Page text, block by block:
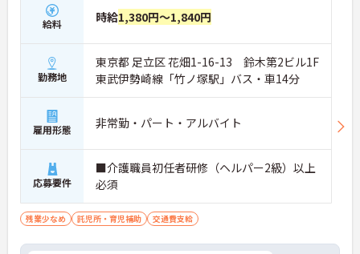
給料 時給1,380円～1,840円
勤務地
東京都 足立区 花畑1-16-13 鈴木第2ビル1F
東武伊勢崎線「竹ノ塚駅」バス・車14分
雇用形態 非常勤・パート・アルバイト
応募要件
■介護職員初任者研修（ヘルパー2級）以上
必須
残業少なめ 託児所・育児補助 交通費支給